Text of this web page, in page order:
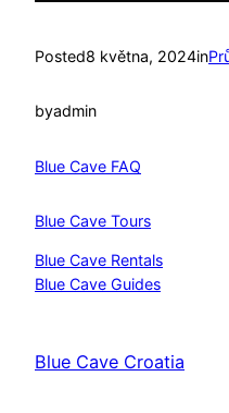
Posted8 května, 2024in
byadmin
Blue Cave FAQ
Blue Cave Tours
Blue Cave Rentals
Blue Cave Guides
Blue Cave Croatia